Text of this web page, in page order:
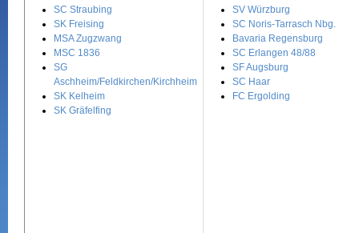
SC Straubing
SK Freising
MSA Zugzwang
MSC 1836
SG
Aschheim/Feldkirchen/Kirchheim
SK Kelheim
SK Gräfelfing
SV Würzburg
SC Noris-Tarrasch Nbg.
Bavaria Regensburg
SC Erlangen 48/88
SF Augsburg
SC Haar
FC Ergolding